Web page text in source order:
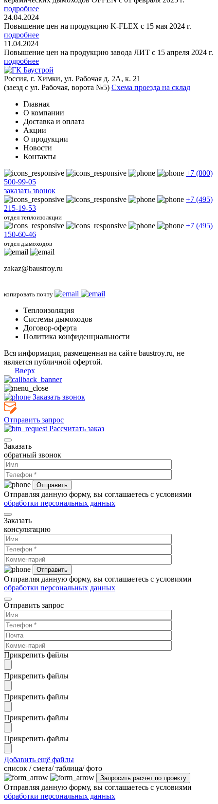
подробнее
24.04.2024
Повышение цен на продукцию K-FLEX с 15 мая 2024 г.
подробнее
11.04.2024
Повышение цен на продукцию завода ЛИТ с 15 апреля 2024 г.
подробнее
Россия, г. Химки, ул. Рабочая д. 2А, к. 21
(заезд с ул. Рабочая, ворота №5) Схема проезда на склад
Главная
О компании
Доставка и оплата
Акции
О продукции
Новости
Контакты
+7 (800)
500-99-05
заказать звонок
+7 (495)
215-19-53
отдел теплоизоляции
+7 (495)
150-60-46
отдел дымоходов
zakaz@baustroy.ru
копировать почту
Теплоизоляция
Системы дымоходов
Договор-оферта
Политика конфиденциальности
Вся информация, размещенная на сайте baustroy.ru, не
является публичной офертой.
Вверх
Заказать звонок
Отправить запрос
Рассчитать заказ
Заказать
обратный звонок
Отправляя данную форму, вы соглашаетесь с условиями
обработки персональных данных
Заказать
консультацию
Отправляя данную форму, вы соглашаетесь с условиями
обработки персональных данных
Отправить запрос
Прикрепить файлы
Прикрепить файлы
Прикрепить файлы
Прикрепить файлы
Прикрепить файлы
Добавить ещё файлы
cписок / смета/ таблица/ фото
Отправляя данную форму, вы соглашаетесь с условиями
обработки персональных данных